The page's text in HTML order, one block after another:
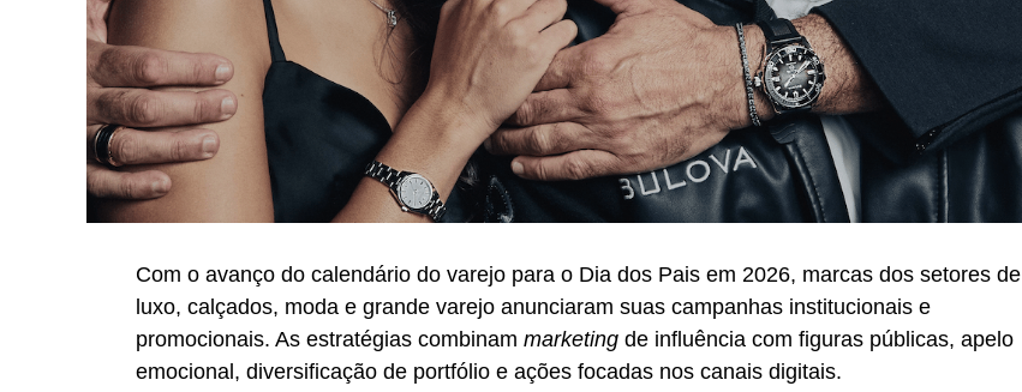
Com o avanço do calendário do varejo para o Dia dos Pais em 2026, marcas dos setores de
luxo, calçados, moda e grande varejo anunciaram suas campanhas institucionais e
promocionais. As estratégias combinam marketing de influência com figuras públicas, apelo
emocional, diversificação de portfólio e ações focadas nos canais digitais.